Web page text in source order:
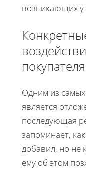
возникающих у
покупателя
Одним из
является
последующая
запоминает,
добавил, но не
ему об этом